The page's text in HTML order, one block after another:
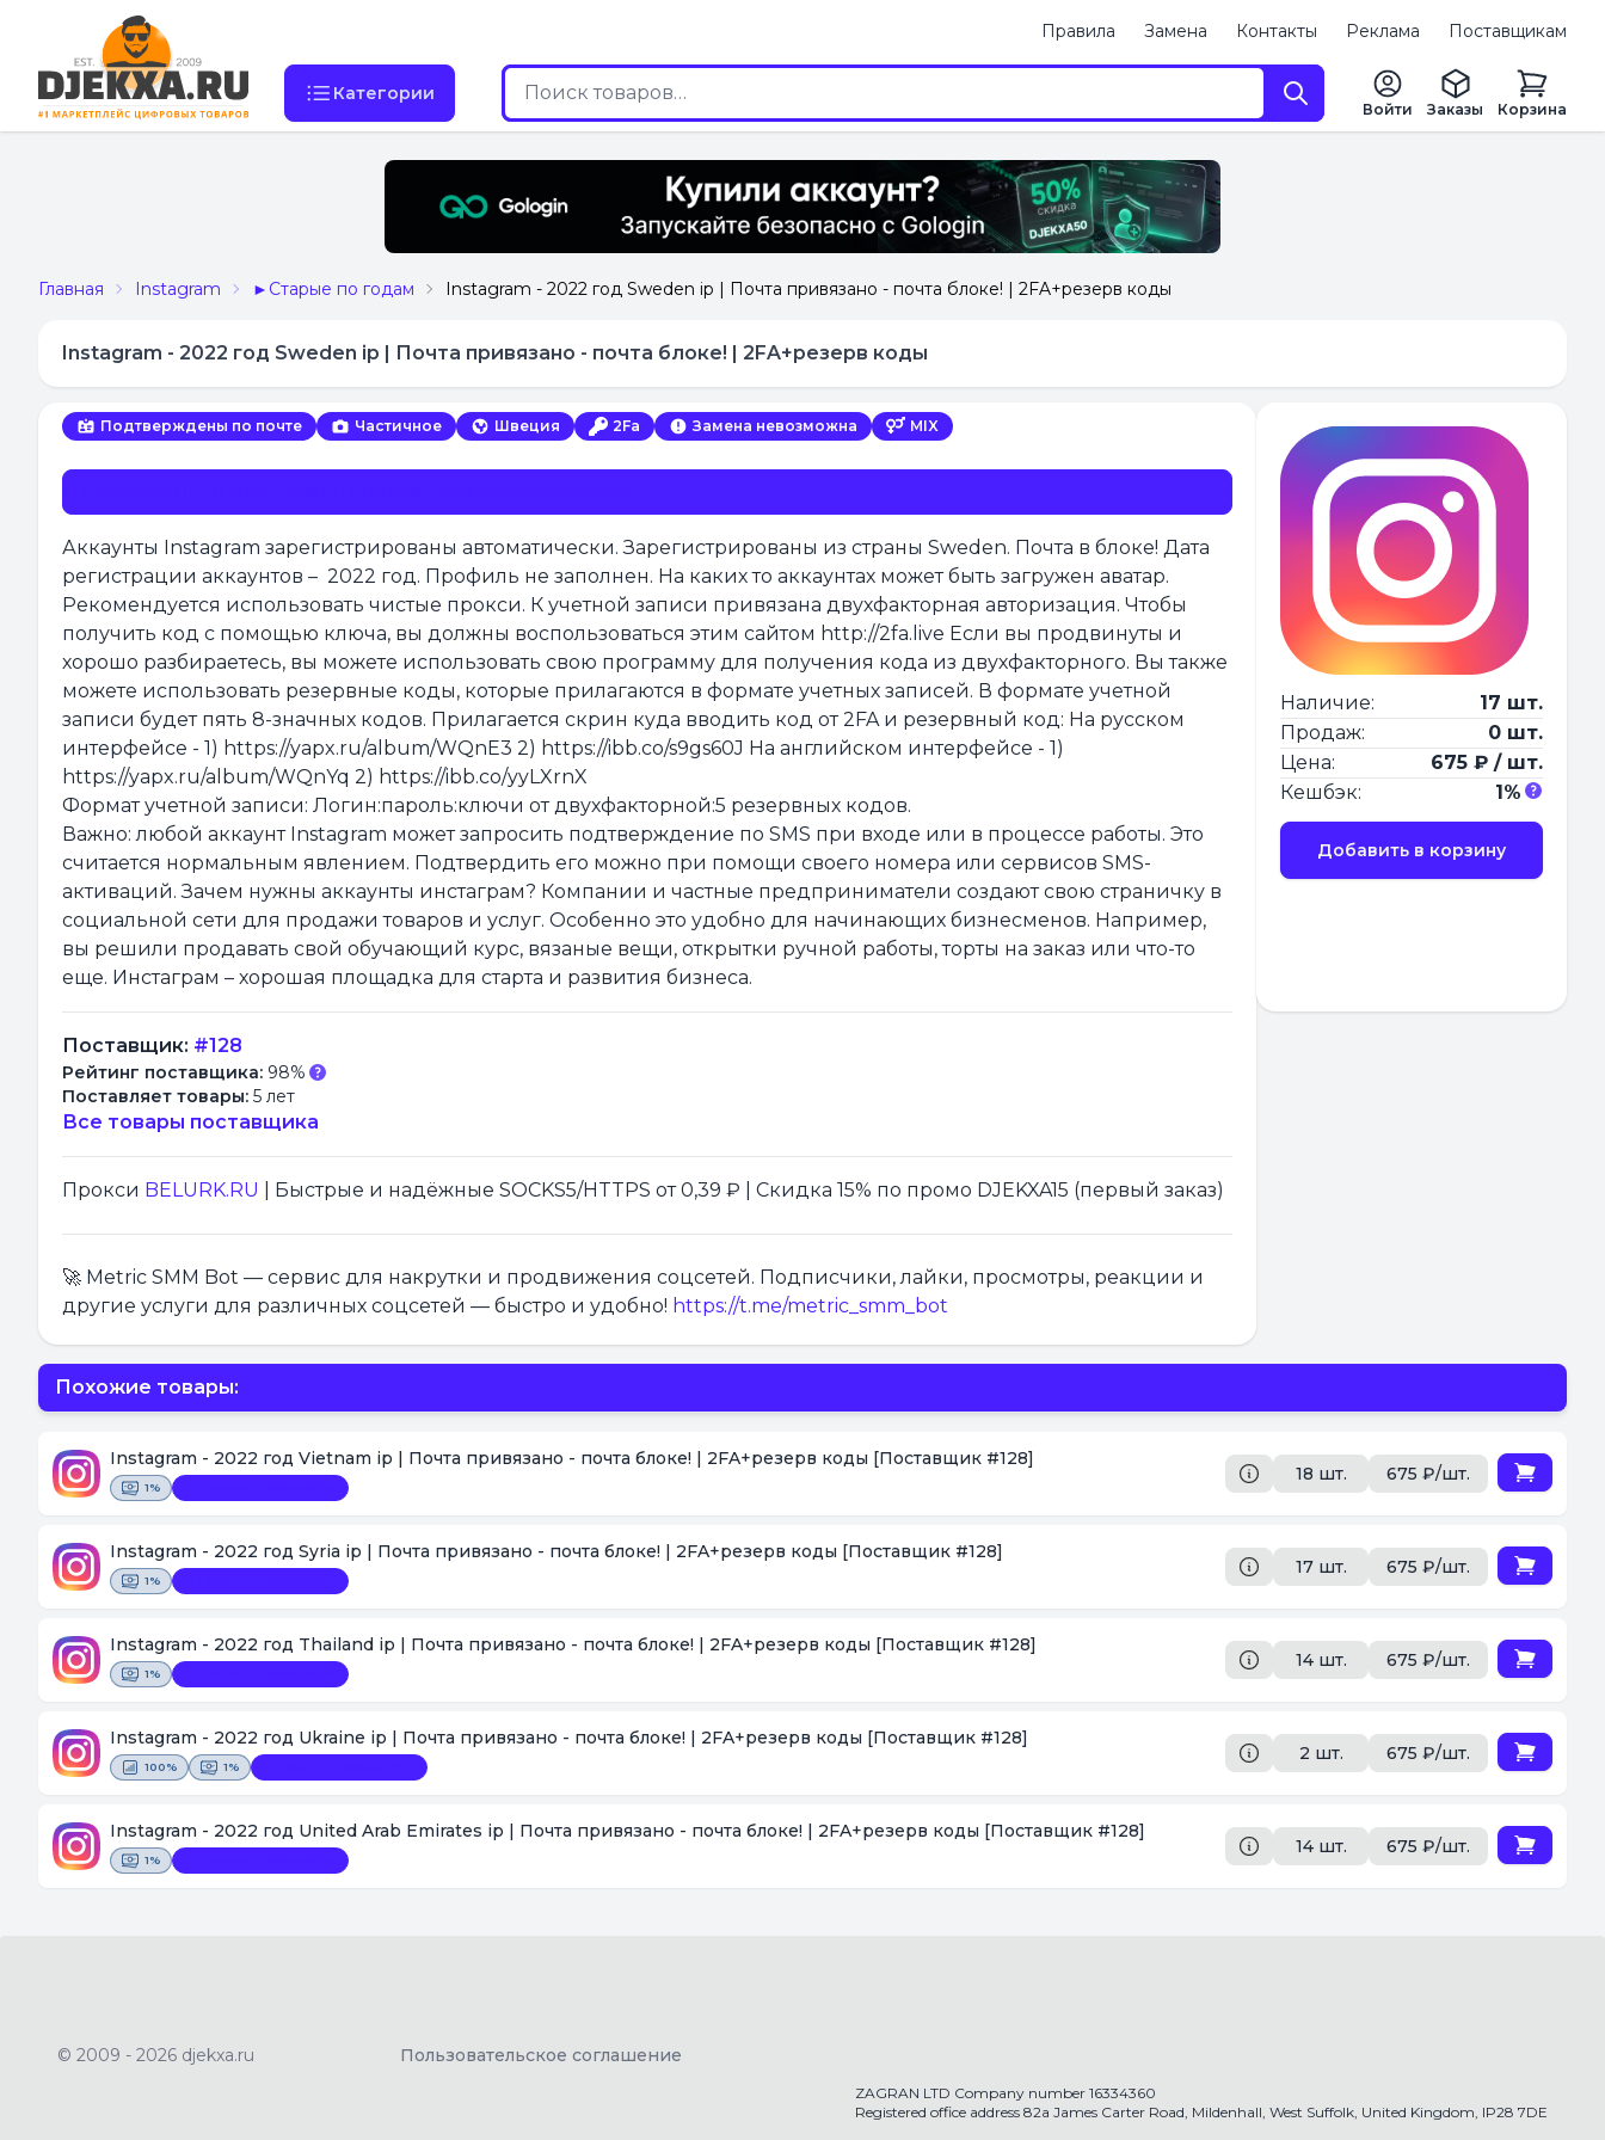
Правила Замена Контакты Реклама Поставщикам
Категории
Войти Заказы Корзина
Главная Instagram ►Старые по годам Instagram - 2022 год Sweden ip | Почта привязано - почта блоке! | 2FA+резерв коды
Instagram - 2022 год Sweden ip | Почта привязано - почта блоке! | 2FA+резерв коды
Подтверждены по почте Частичное Швеция 2Fa Замена невозможна MIX
Аккаунты Instagram зарегистрированы автоматически. Зарегистрированы из страны Sweden. Почта в блоке! Дата
регистрации аккаунтов – 2022 год. Профиль не заполнен. На каких то аккаунтах может быть загружен аватар.
Рекомендуется использовать чистые прокси. К учетной записи привязана двухфакторная авторизация. Чтобы
получить код с помощью ключа, вы должны воспользоваться этим сайтом http://2fa.live Если вы продвинуты и
хорошо разбираетесь, вы можете использовать свою программу для получения кода из двухфакторного. Вы также
можете использовать резервные коды, которые прилагаются в формате учетных записей. В формате учетной
записи будет пять 8-значных кодов. Прилагается скрин куда вводить код от 2FA и резервный код: На русском
интерфейсе - 1) https://yapx.ru/album/WQnE3 2) https://ibb.co/s9gs60J На английском интерфейсе - 1)
https://yapx.ru/album/WQnYq 2) https://ibb.co/yyLXrnX
Формат учетной записи: Логин:пароль:ключи от двухфакторной:5 резервных кодов.
Важно: любой аккаунт Instagram может запросить подтверждение по SMS при входе или в процессе работы. Это
считается нормальным явлением. Подтвердить его можно при помощи своего номера или сервисов SMS-
активаций. Зачем нужны аккаунты инстаграм? Компании и частные предприниматели создают свою страничку в
социальной сети для продажи товаров и услуг. Особенно это удобно для начинающих бизнесменов. Например,
вы решили продавать свой обучающий курс, вязаные вещи, открытки ручной работы, торты на заказ или что-то
еще. Инстаграм – хорошая площадка для старта и развития бизнеса.
Поставщик: #128
Рейтинг поставщика: 98%
Поставляет товары: 5 лет
Все товары поставщика
Прокси BELURK.RU | Быстрые и надёжные SOCKS5/HTTPS от 0,39 ₽ | Скидка 15% по промо DJEKXA15 (первый заказ)
🚀 Metric SMM Bot — сервис для накрутки и продвижения соцсетей. Подписчики, лайки, просмотры, реакции и
другие услуги для различных соцсетей — быстро и удобно! https://t.me/metric_smm_bot
Наличие:
17 шт.
Продаж:
0 шт.
Цена:
675 ₽ / шт.
Кешбэк:
1%
Добавить в корзину
Похожие товары:
Instagram - 2022 год Vietnam ip | Почта привязано - почта блоке! | 2FA+резерв коды [Поставщик #128]
1%
18 шт. 675 ₽/шт.
Instagram - 2022 год Syria ip | Почта привязано - почта блоке! | 2FA+резерв коды [Поставщик #128]
1%
17 шт. 675 ₽/шт.
Instagram - 2022 год Thailand ip | Почта привязано - почта блоке! | 2FA+резерв коды [Поставщик #128]
1%
14 шт. 675 ₽/шт.
Instagram - 2022 год Ukraine ip | Почта привязано - почта блоке! | 2FA+резерв коды [Поставщик #128]
100% 1%
2 шт. 675 ₽/шт.
Instagram - 2022 год United Arab Emirates ip | Почта привязано - почта блоке! | 2FA+резерв коды [Поставщик #128]
1%
14 шт. 675 ₽/шт.
© 2009 - 2026 djekxa.ru Пользовательское соглашение
ZAGRAN LTD Company number 16334360
Registered office address 82a James Carter Road, Mildenhall, West Suffolk, United Kingdom, IP28 7DE